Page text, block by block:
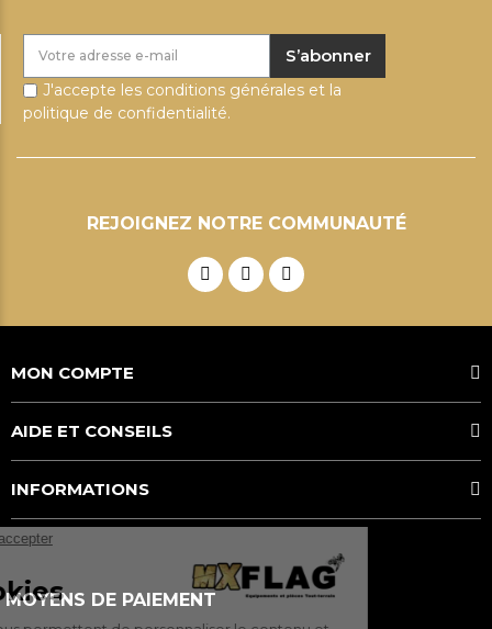
S’abonner
J'accepte les conditions générales et la
politique de confidentialité.
REJOIGNEZ NOTRE COMMUNAUTÉ
MON COMPTE
AIDE ET CONSEILS
INFORMATIONS
MOYENS DE PAIEMENT